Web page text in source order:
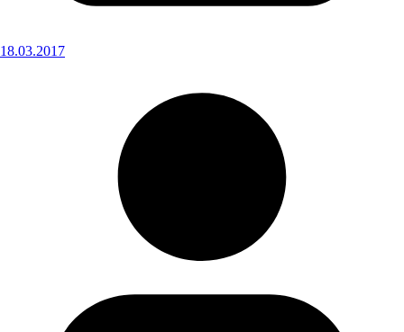
18.03.2017